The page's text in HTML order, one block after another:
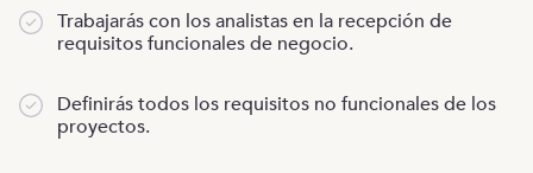
Trabajarás con los analistas en la recepción de
requisitos funcionales de negocio.
Definirás todos los requisitos no funcionales de los
proyectos.